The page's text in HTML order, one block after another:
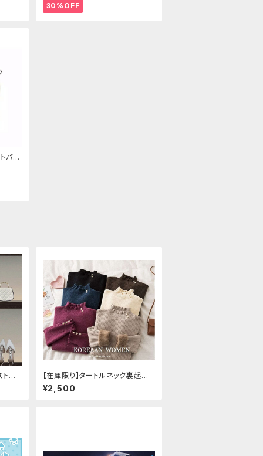
30%OFF
バッ
トベ
ト
【在庫限り】タートルネック裏起毛
セーター
¥2,500